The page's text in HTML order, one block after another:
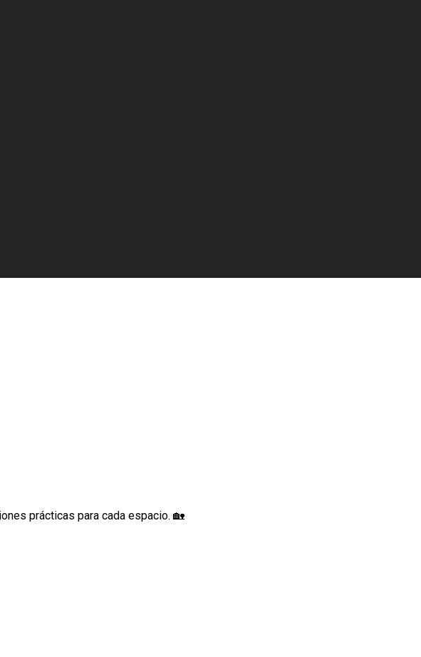
prácticas para cada espacio. 🏡